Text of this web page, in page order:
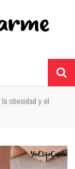
obesidad y el